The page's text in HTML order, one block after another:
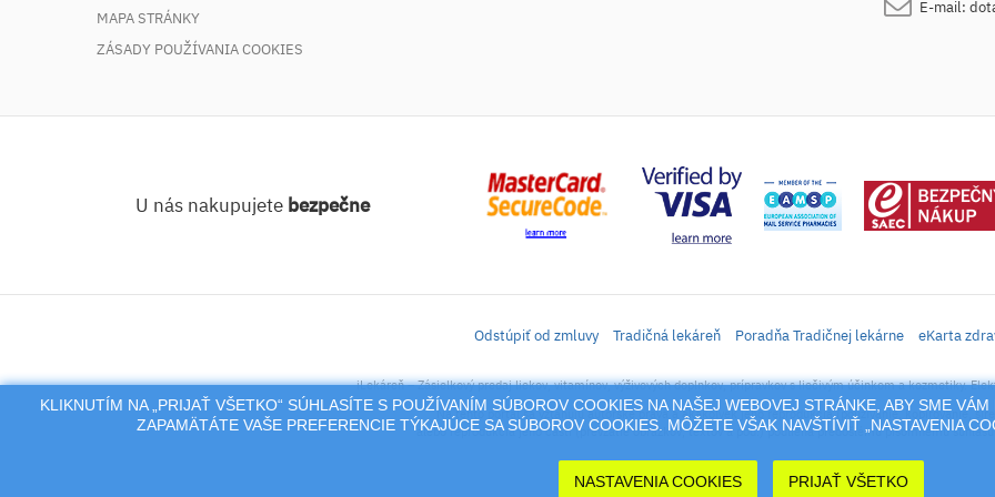
MAPA STRÁNKY
ZÁSADY POUŽÍVANIA COOKIES
E-mail:
KLIKNUTÍM NA „PRIJAŤ VŠETKO“ SÚHLASÍTE S POUŽÍVANÍM SÚBOROV COOKIES NA NAŠEJ WEBOVEJ STRÁNKE, ABY SME
ZAPAMÄTÁTE VAŠE PREFERENCIE TÝKAJÚCE SA SÚBOROV COOKIES. MÔŽETE VŠAK NAVŠTÍVIŤ „NASTAVENIA
NASTAVENIA COOKIES PRIJAŤ VŠETKO
U nás nakupujete bezpečne
Odstúpiť od zmluvy Tradičná lekáreň Poradňa Tradičnej lekárne eKarta
iLekáreň – Zásielkový predaj liekov, vitamínov, výživových doplnkov, prípravkov s liečivým účinkom a kozmetiky.
Na tento portál sa vzťahujú autorské práva a akákoľvek jeho reprodukcia (používanie, kopírovanie,
alebo reprodukcia jeho časti (prevzatie obrázkov, textov a pod.) podlieha predošlému písomnému